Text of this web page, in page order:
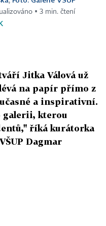
▪ 3 min. čtení
Jitka Válová už
na papír přímo z
a inspirativní.
galerii, kterou
říká kurátorka
Dagmar